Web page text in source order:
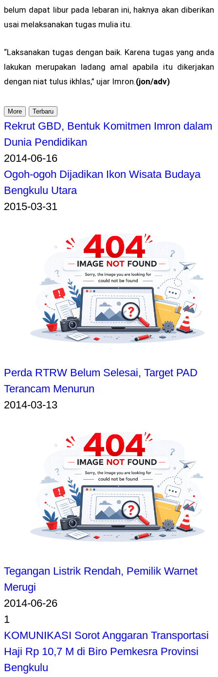
belum dapat libur pada lebaran ini, haknya akan diberikan
usai melaksanakan tugas mulia itu.
“Laksanakan tugas dengan baik. Karena tugas yang anda
lakukan merupakan ladang amal apabila itu dikerjakan
dengan niat tulus ikhlas,” ujar Imron.(jon/adv)
More Terbaru
Rekrut GBD, Bentuk Komitmen Imron dalam
Dunia Pendidikan
2014-06-16
Ogoh-ogoh Dijadikan Ikon Wisata Budaya
Bengkulu Utara
2015-03-31
Perda RTRW Belum Selesai, Target PAD
Terancam Menurun
2014-03-13
Tegangan Listrik Rendah, Pemilik Warnet
Merugi
2014-06-26
1
KOMUNIKASI Sorot Anggaran Transportasi
Haji Rp 10,7 M di Biro Pemkesra Provinsi
Bengkulu